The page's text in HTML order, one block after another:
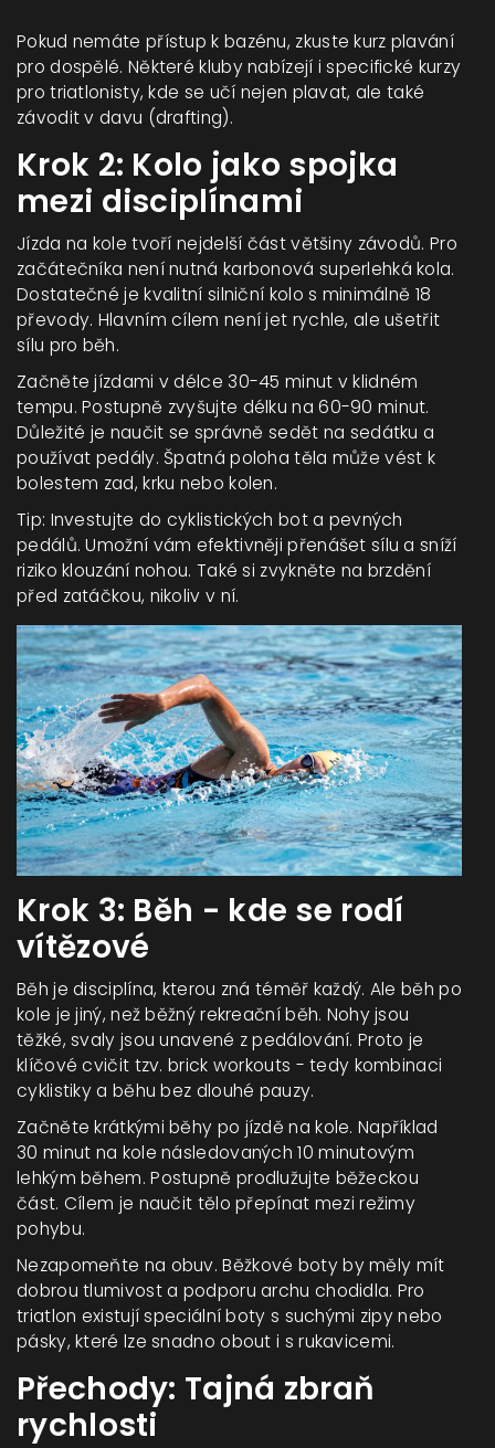
Pokud nemáte přístup k bazénu, zkuste kurz plavání
pro dospělé. Některé kluby nabízejí i specifické kurzy
pro triatlonisty, kde se učí nejen plavat, ale také
závodit v davu (drafting).
Krok 2: Kolo jako spojka
mezi disciplínami
Jízda na kole tvoří nejdelší část většiny závodů. Pro
začátečníka není nutná karbonová superlehká kola.
Dostatečné je kvalitní silniční kolo s minimálně 18
převody. Hlavním cílem není jet rychle, ale ušetřit
sílu pro běh.
Začněte jízdami v délce 30-45 minut v klidném
tempu. Postupně zvyšujte délku na 60-90 minut.
Důležité je naučit se správně sedět na sedátku a
používat pedály. Špatná poloha těla může vést k
bolestem zad, krku nebo kolen.
Tip: Investujte do cyklistických bot a pevných
pedálů. Umožní vám efektivněji přenášet sílu a sníží
riziko klouzání nohou. Také si zvykněte na brzdění
před zatáčkou, nikoliv v ní.
Krok 3: Běh - kde se rodí
vítězové
Běh je disciplína, kterou zná téměř každý. Ale běh po
kole je jiný, než běžný rekreační běh. Nohy jsou
těžké, svaly jsou unavené z pedálování. Proto je
klíčové cvičit tzv. brick workouts - tedy kombinaci
cyklistiky a běhu bez dlouhé pauzy.
Začněte krátkými běhy po jízdě na kole. Například
30 minut na kole následovaných 10 minutovým
lehkým během. Postupně prodlužujte běžeckou
část. Cílem je naučit tělo přepínat mezi režimy
pohybu.
Nezapomeňte na obuv. Běžkové boty by měly mít
dobrou tlumivost a podporu archu chodidla. Pro
triatlon existují speciální boty s suchými zipy nebo
pásky, které lze snadno obout i s rukavicemi.
Přechody: Tajná zbraň
rychlosti